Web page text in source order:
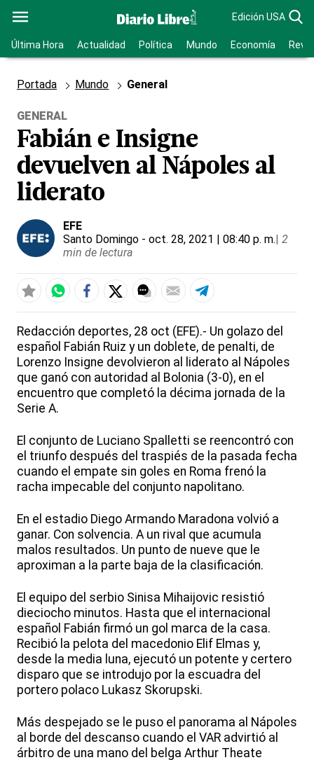
Edición USA
Última Hora Actualidad Política Mundo Economía
Portada Mundo General
GENERAL
Fabián e Insigne
devuelven al Nápoles al
liderato
EFE
Santo Domingo - oct. 28, 2021 | 08:40 p. m.| 2
min de lectura
Redacción deportes, 28 oct (EFE).- Un golazo del
español Fabián Ruiz y un doblete, de penalti, de
Lorenzo Insigne devolvieron al liderato al Nápoles
que ganó con autoridad al Bolonia (3-0), en el
encuentro que completó la décima jornada de la
Serie A.
El conjunto de Luciano Spalletti se reencontró con
el triunfo después del traspiés de la pasada fecha
cuando el empate sin goles en Roma frenó la
racha impecable del conjunto napolitano.
En el estadio Diego Armando Maradona volvió a
ganar. Con solvencia. A un rival que acumula
malos resultados. Un punto de nueve que le
aproximan a la parte baja de la clasificación.
El equipo del serbio Sinisa Mihaijovic resistió
dieciocho minutos. Hasta que el internacional
español Fabián firmó un gol marca de la casa.
Recibió la pelota del macedonio Elif Elmas y,
desde la media luna, ejecutó un potente y certero
disparo que se introdujo por la escuadra del
portero polaco Lukasz Skorupski.
Más despejado se le puso el panorama al Nápoles
al borde del descanso cuando el VAR advirtió al
árbitro de una mano del belga Arthur Theate